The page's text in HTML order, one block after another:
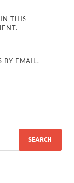
THIS
BY EMAIL.